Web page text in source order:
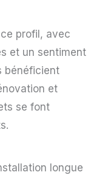
profil, avec
et un sentiment
bénéficient
et
se font
longue